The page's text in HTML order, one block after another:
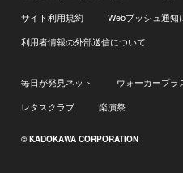
サイト利用規約
Webプッシュ通知
利用者情報の外部送信について
毎日が発見ネット ウォーカープラ
レタスクラブ
楽演祭
© KADOKAWA CORPORATION